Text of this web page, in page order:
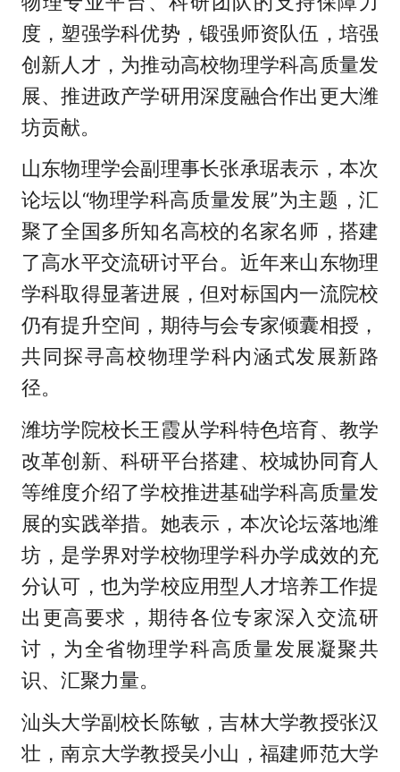
度，塑强学科优势，锻强师资队伍，培强
创新人才，为推动高校物理学科高质量发
展、推进政产学研用深度融合作出更大潍
坊贡献。
山东物理学会副理事长张承琚表示，本次
论坛以“物理学科高质量发展”为主题，汇
聚了全国多所知名高校的名家名师，搭建
了高水平交流研讨平台。近年来山东物理
学科取得显著进展，但对标国内一流院校
仍有提升空间，期待与会专家倾囊相授，
共同探寻高校物理学科内涵式发展新路
径。
潍坊学院校长王霞从学科特色培育、教学
改革创新、科研平台搭建、校城协同育人
等维度介绍了学校推进基础学科高质量发
展的实践举措。她表示，本次论坛落地潍
坊，是学界对学校物理学科办学成效的充
分认可，也为学校应用型人才培养工作提
出更高要求，期待各位专家深入交流研
讨，为全省物理学科高质量发展凝聚共
识、汇聚力量。
汕头大学副校长陈敏，吉林大学教授张汉
壮，南京大学教授吴小山，福建师范大学